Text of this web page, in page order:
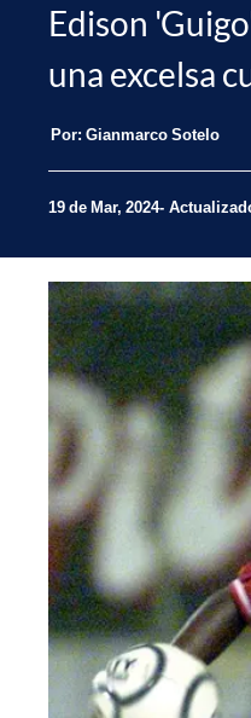
Edison
una excelsa
Por: Gianmarco Sotelo
19 de Mar, 2024